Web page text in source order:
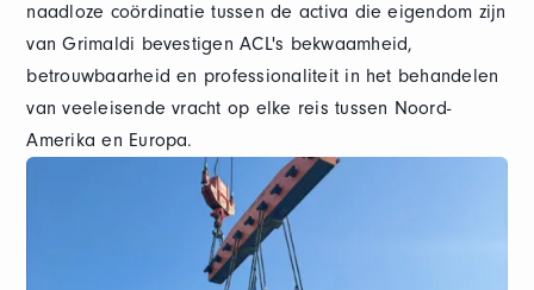
naadloze coördinatie tussen de activa die eigendom zijn
van Grimaldi bevestigen ACL's bekwaamheid,
betrouwbaarheid en professionaliteit in het behandelen
van veeleisende vracht op elke reis tussen Noord-
Amerika en Europa.